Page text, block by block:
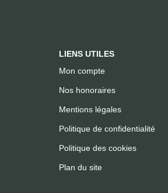
LIENS UTILES
Mon compte
Nos honoraires
Mentions légales
Politique de confidentialité
Politique des cookies
Plan du site